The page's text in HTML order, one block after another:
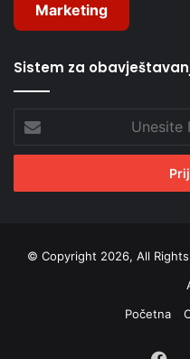
Marketing
Sistem za
Unesite
Email
adresu
© Copyright 2026, All
Početna